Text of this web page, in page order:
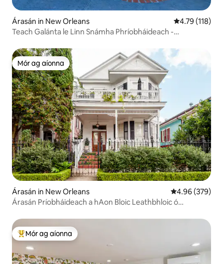
Árasán in New Orleans Meánrátáil
4.79 (118)
Teach Galánta le Linn Snámha Phríobháideach -
Mór ag aíonna
Mór ag aíonna
Árasán in New Orleans Meánrátáil
4.96 (379)
Árasán Príobháideach a hAon Bloic Leathbhloic ó
An-mhór ag aíonna
Mór ag aíonna